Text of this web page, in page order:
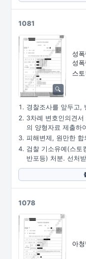
1081
성
성
스
경찰조사를 앞두고,
3차례 변호인의견서
의 양형자료 제출하
피해변제, 원만한
검찰 기소유예(스토
반포등) 처분. 선처
1078
아